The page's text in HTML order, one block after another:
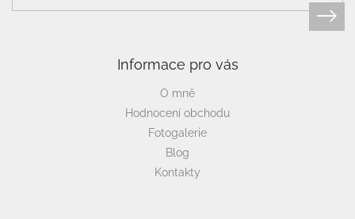
Informace pro vás
O mně
Hodnocení obchodu
Fotogalerie
Blog
Kontakty